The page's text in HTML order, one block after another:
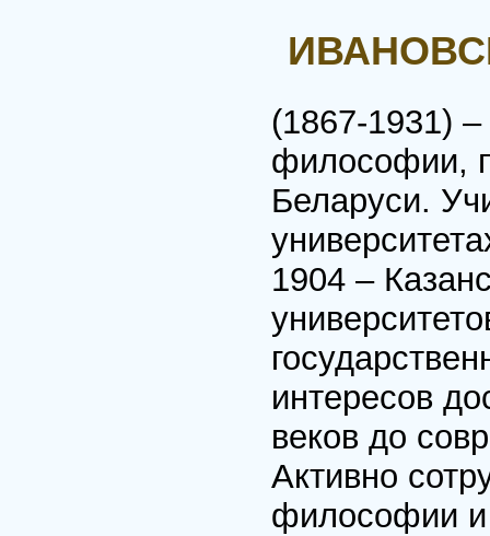
(1867-1931)
философии,
Беларуси.
1904 –
интересов
веков до
Активно
философии и